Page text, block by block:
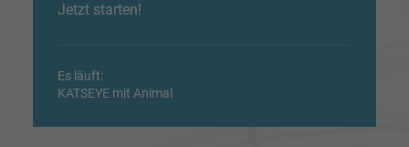
Jetzt starten!
Es läuft:
KATSEYE mit Animal